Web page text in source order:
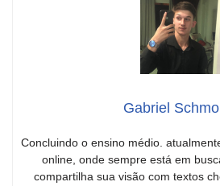
Gabriel
Concluindo o ensino médio.
online, onde sempre está em
compartilha sua visão com textos